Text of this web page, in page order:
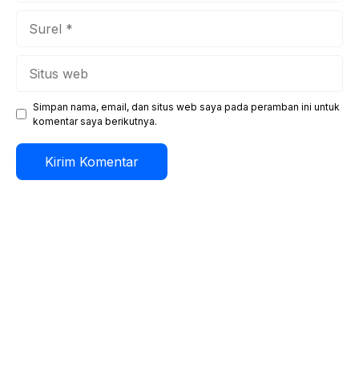
Simpan nama, email, dan situs web saya pada peramban ini untuk
komentar saya berikutnya.